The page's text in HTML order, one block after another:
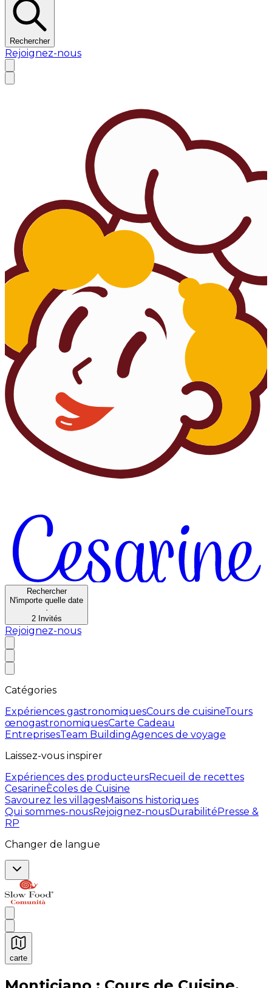
Rechercher
Rejoignez-nous
Rechercher
N'importe quelle date
·
2 Invités
Rejoignez-nous
Catégories
Expériences gastronomiquesCours de cuisineTours
œnogastronomiquesCarte Cadeau
EntreprisesTeam BuildingAgences de voyage
Laissez-vous inspirer
Expériences des producteursRecueil de recettes
CesarineÈcoles de Cuisine
Savourez les villagesMaisons historiques
Qui sommes-nousRejoignez-nousDurabilitéPresse &
RP
Changer de langue
carte
Expériences culinaires inoubliables : Expériences